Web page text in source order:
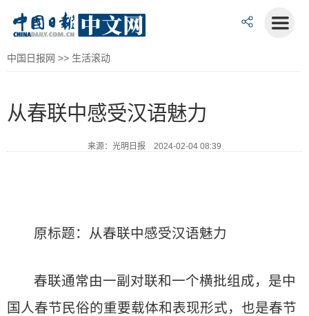
中国日报网 >> 生活滚动
从春联中感受汉语魅力
来源：光明日报 2024-02-04 08:39
原标题：从春联中感受汉语魅力
春联通常由一副对联和一个横批组成，是中
国人春节民俗的重要载体和表现形式，也是春节